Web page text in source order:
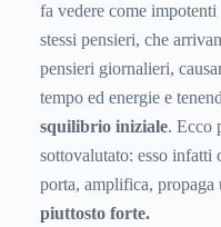
fa vedere come
stessi pensieri, che
pensieri giornalieri,
tempo ed energie e
squilibrio iniziale. Ecco
sottovalutato: esso infatti
porta, amplifica, propaga
piuttosto forte.